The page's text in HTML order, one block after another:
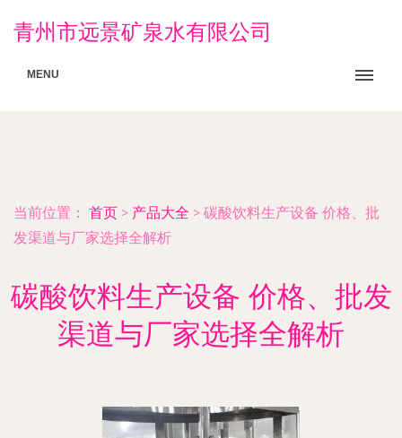
青州市远景矿泉水有限公司
MENU
当前位置： 首页 > 产品大全 > 碳酸饮料生产设备 价格、批
发渠道与厂家选择全解析
碳酸饮料生产设备 价格、批发
渠道与厂家选择全解析